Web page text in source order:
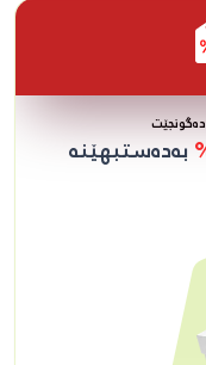
دەگونجێت
بەدەستبهێنە